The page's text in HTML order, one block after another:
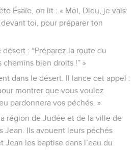
Ésaïe, on lit : « Moi, Dieu, je vais
toi, pour préparer ton
: “Préparez la route du
chemins bien droits !” »
dans le désert. Il lance cet appel :
montrer que vous voulez
pardonnera vos péchés. »
région de Judée et de la ville de
Jean. Ils avouent leurs péchés
Jean les baptise dans l’eau du